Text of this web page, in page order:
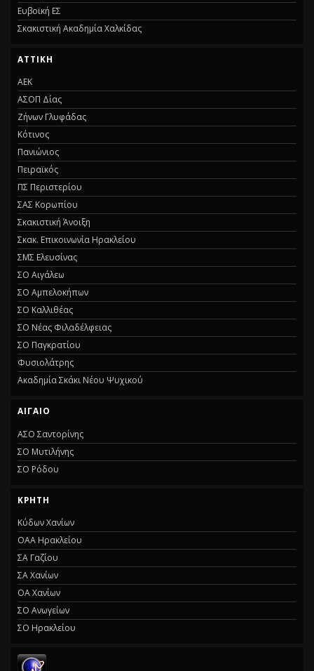
Ευβοϊκή ΕΣ
Σκακιστική Ακαδημία Χαλκίδας
ΑΤΤΙΚΗ
ΑΕΚ
ΑΣΟΠ Δίας
Ζήνων Γλυφάδας
Κότινος
Πανιώνιος
Πειραϊκός
ΠΣ Περιστερίου
ΣΑΣ Κορωπίου
Σκακιστική Άνοιξη
Σκακ. Επικοινωνία Ηρακλείου
ΣΜΣ Ελευσίνας
ΣΟ Αιγάλεω
ΣΟ Αμπελοκήπων
ΣΟ Καλλιθέας
ΣΟ Νέας Φιλαδέλφειας
ΣΟ Παγκρατίου
Φυσιολάτρης
Ακαδημία Σκάκι Νέου Ψυχικού
ΑΙΓΑΙΟ
ΑΣΟ Σαντορίνης
ΣΟ Μυτιλήνης
ΣΟ Ρόδου
ΚΡΗΤΗ
Κύδων Χανίων
ΟΑΑ Ηρακλείου
ΣΑ Γαζίου
ΣΑ Χανίων
ΟΑ Χανίων
ΣΟ Ανωγείων
ΣΟ Ηρακλείου